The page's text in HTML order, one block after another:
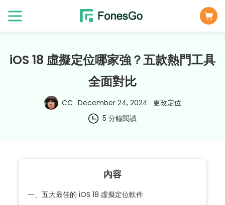
iOS 18 虛擬定位哪家強？五款熱門工具
全面對比
CC December 24, 2024 更改定位
5 分鐘閱讀
內容
一、五大最佳的 iOS 18 虛擬定位軟件